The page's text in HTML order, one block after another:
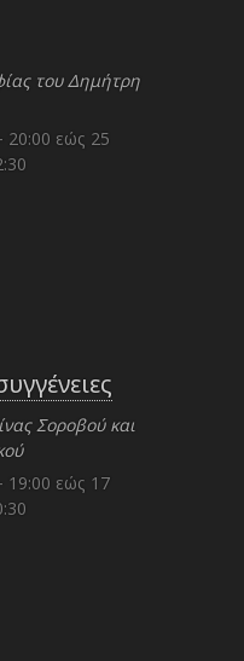
του Δημήτρη
20:00 εώς 25
Σοροβού και
19:00 εώς 17